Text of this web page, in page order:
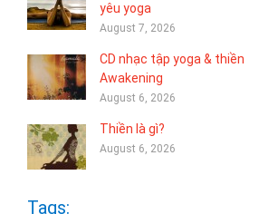
yêu yoga
August 7, 2026
CD nhạc tập yoga & thiền
Awakening
August 6, 2026
Thiền là gì?
August 6, 2026
Tags: